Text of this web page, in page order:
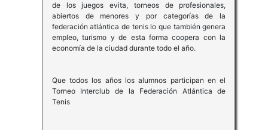
de los juegos evita, torneos de profesionales,
abiertos de menores y por categorías de la
federación atlántica de tenis lo que también genera
empleo, turismo y de esta forma coopera con la
economía de la ciudad durante todo el año.
Que todos los años los alumnos participan en el
Torneo Interclub de la Federación Atlántica de
Tenis